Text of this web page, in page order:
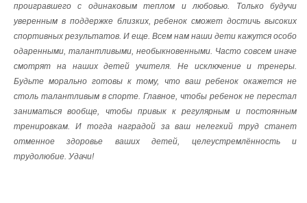
проигравшего с одинаковым теплом и любовью. Только будучи
уверенным в поддержке близких, ребенок сможет достичь высоких
спортивных результатов. И еще. Всем нам наши дети кажутся особо
одаренными, талантливыми, необыкновенными. Часто совсем иначе
смотрят на наших детей учителя. Не исключение и тренеры.
Будьте морально готовы к тому, что ваш ребенок окажется не
столь талантливым в спорте. Главное, чтобы ребенок не перестал
заниматься вообще, чтобы привык к регулярным и постоянным
тренировкам. И тогда наградой за ваш нелегкий труд станет
отменное здоровье ваших детей, целеустремлённость и
трудолюбие. Удачи!